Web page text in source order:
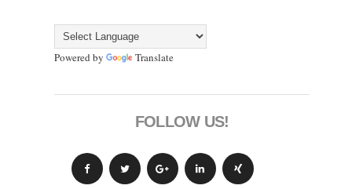
Powered by Translate
FOLLOW US!